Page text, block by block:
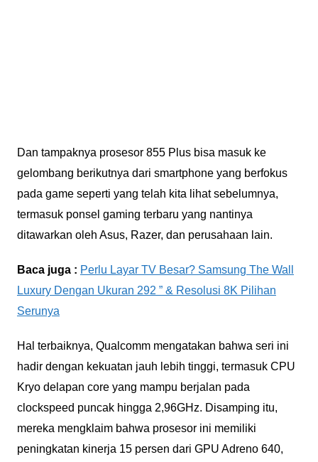
Dan tampaknya prosesor 855 Plus bisa masuk ke
gelombang berikutnya dari smartphone yang berfokus
pada game seperti yang telah kita lihat sebelumnya,
termasuk ponsel gaming terbaru yang nantinya
ditawarkan oleh Asus, Razer, dan perusahaan lain.
Baca juga : Perlu Layar TV Besar? Samsung The Wall
Luxury Dengan Ukuran 292 ” & Resolusi 8K Pilihan
Serunya
Hal terbaiknya, Qualcomm mengatakan bahwa seri ini
hadir dengan kekuatan jauh lebih tinggi, termasuk CPU
Kryo delapan core yang mampu berjalan pada
clockspeed puncak hingga 2,96GHz. Disamping itu,
mereka mengklaim bahwa prosesor ini memiliki
peningkatan kinerja 15 persen dari GPU Adreno 640,